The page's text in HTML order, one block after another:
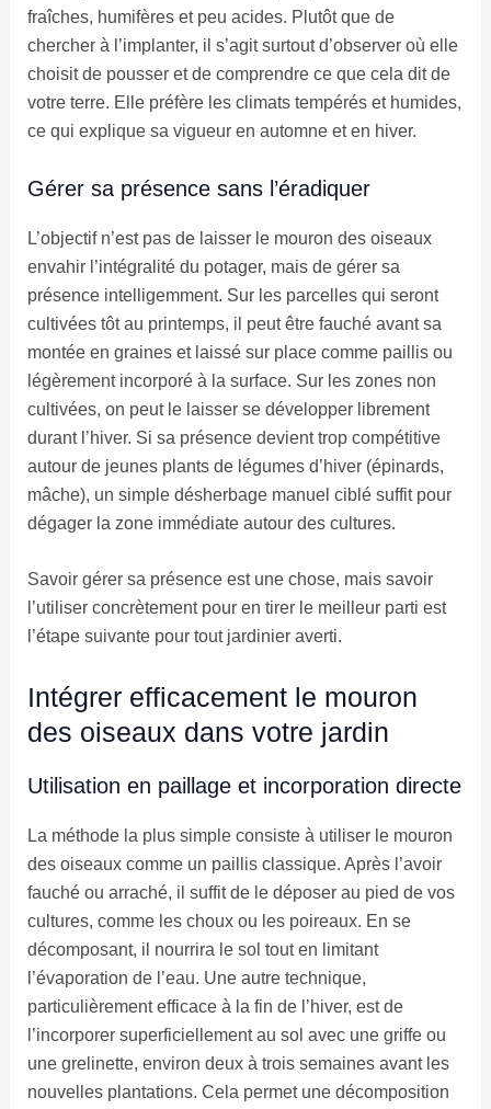
fraîches, humifères et peu acides. Plutôt que de
chercher à l’implanter, il s’agit surtout d’observer où elle
choisit de pousser et de comprendre ce que cela dit de
votre terre. Elle préfère les climats tempérés et humides,
ce qui explique sa vigueur en automne et en hiver.
Gérer sa présence sans l’éradiquer
L’objectif n’est pas de laisser le mouron des oiseaux
envahir l’intégralité du potager, mais de gérer sa
présence intelligemment. Sur les parcelles qui seront
cultivées tôt au printemps, il peut être fauché avant sa
montée en graines et laissé sur place comme paillis ou
légèrement incorporé à la surface. Sur les zones non
cultivées, on peut le laisser se développer librement
durant l’hiver. Si sa présence devient trop compétitive
autour de jeunes plants de légumes d’hiver (épinards,
mâche), un simple désherbage manuel ciblé suffit pour
dégager la zone immédiate autour des cultures.
Savoir gérer sa présence est une chose, mais savoir
l’utiliser concrètement pour en tirer le meilleur parti est
l’étape suivante pour tout jardinier averti.
Intégrer efficacement le mouron
des oiseaux dans votre jardin
Utilisation en paillage et incorporation directe
La méthode la plus simple consiste à utiliser le mouron
des oiseaux comme un paillis classique. Après l’avoir
fauché ou arraché, il suffit de le déposer au pied de vos
cultures, comme les choux ou les poireaux. En se
décomposant, il nourrira le sol tout en limitant
l’évaporation de l’eau. Une autre technique,
particulièrement efficace à la fin de l’hiver, est de
l’incorporer superficiellement au sol avec une griffe ou
une grelinette, environ deux à trois semaines avant les
nouvelles plantations. Cela permet une décomposition